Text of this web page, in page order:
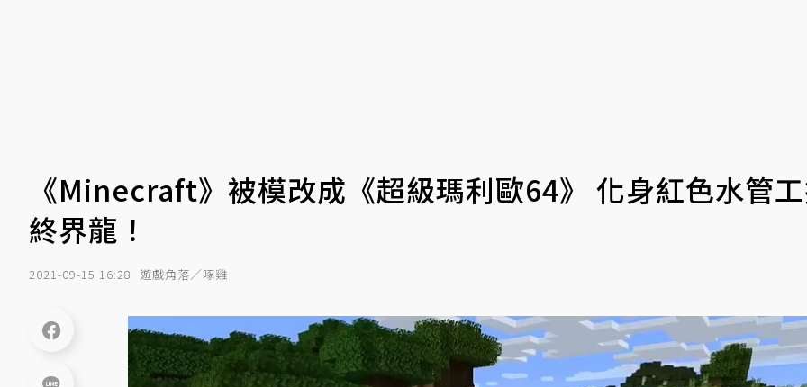
《Minecraft》被模改成《超級瑪利歐64》 化身紅色水管
終界龍！
2021-09-15 16:28 遊戲角落／啄雞